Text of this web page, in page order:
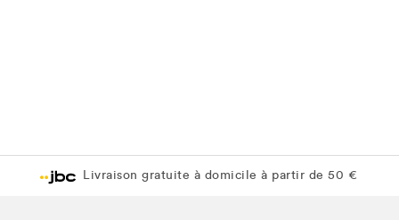
Livraison gratuite à domicile à partir de 50 €